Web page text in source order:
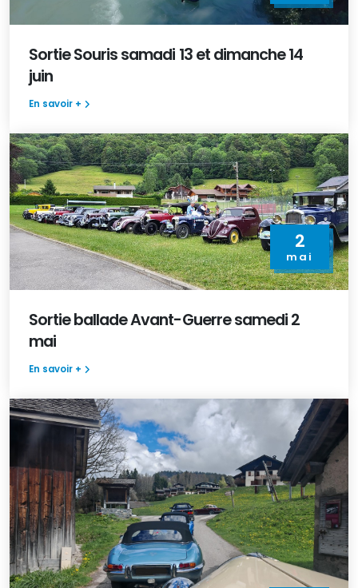
Sortie Souris samadi 13 et dimanche 14
juin
En savoir +
2
mai
Sortie ballade Avant-Guerre samedi 2
mai
En savoir +